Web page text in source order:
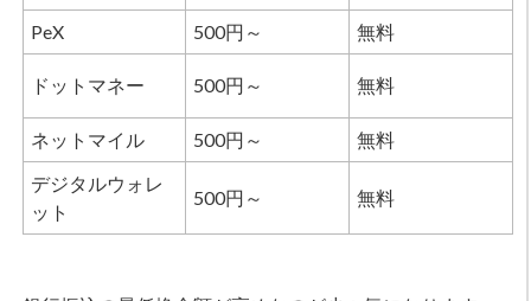
PeX
500円～ 無料
ドットマネー 500円～ 無料
ネットマイル 500円～
無料
デジタルウォレ
ット
500円～ 無料